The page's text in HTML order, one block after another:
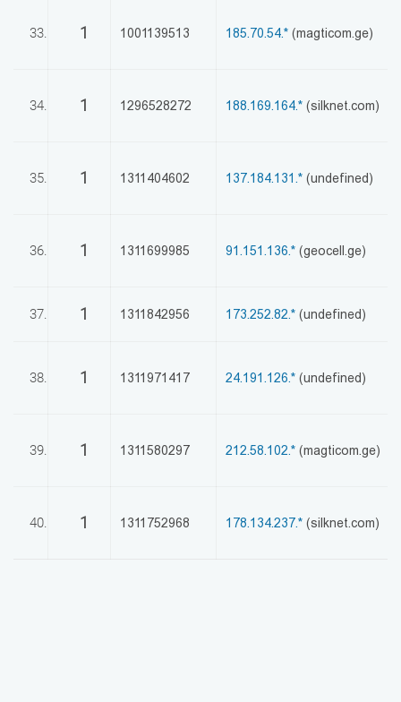
33. 1 1001139513 185.70.54.* (magticom.ge)
34. 1 1296528272 188.169.164.* (silknet.com)
35. 1 1311404602 137.184.131.* (undefined)
36. 1 1311699985 91.151.136.* (geocell.ge)
37. 1 1311842956 173.252.82.* (undefined)
38. 1 1311971417 24.191.126.* (undefined)
39. 1 1311580297 212.58.102.* (magticom.ge)
40. 1 1311752968 178.134.237.* (silknet.com)